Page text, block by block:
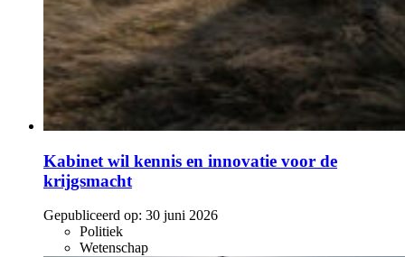
Kabinet wil kennis en innovatie voor de
krijgsmacht
Gepubliceerd op: 30 juni 2026
Politiek
Wetenschap